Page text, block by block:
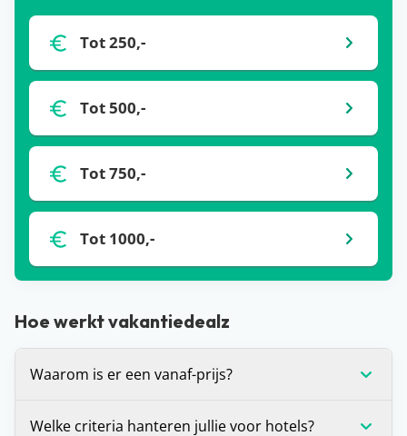
Tot 250,-
Tot 500,-
Tot 750,-
Tot 1000,-
Hoe werkt vakantiedealz
Waarom is er een vanaf-prijs?
Welke criteria hanteren jullie voor hotels?